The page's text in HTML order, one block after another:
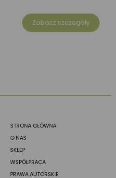
Zobacz szczegóły
STRONA GŁÓWNA
O NAS
SKLEP
WSPÓŁPRACA
PRAWA AUTORSKIE